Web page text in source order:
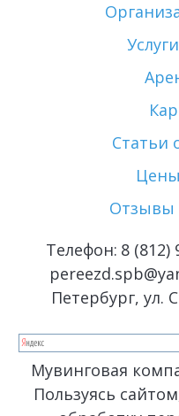
Статьи
Отзывы
Телефон: 8 (812)
Петербург, ул.
Мувинговая
Пользуясь